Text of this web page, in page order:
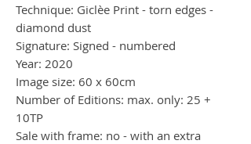
Technique: Giclèe Print - torn edges -
diamond dust
Signature: Signed - numbered
Year: 2020
Image size: 60 x 60cm
Number of Editions: max. only: 25 +
10TP
Sale with frame: no - with an extra